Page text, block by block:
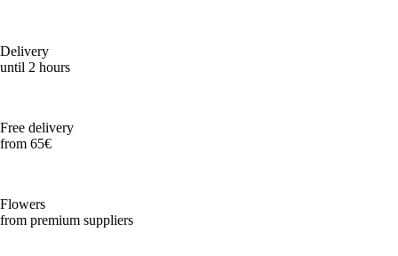
Delivery
until 2 hours
Free delivery
from 65€
Flowers
from premium suppliers